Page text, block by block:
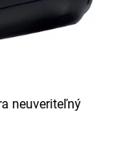
neuveriteľný